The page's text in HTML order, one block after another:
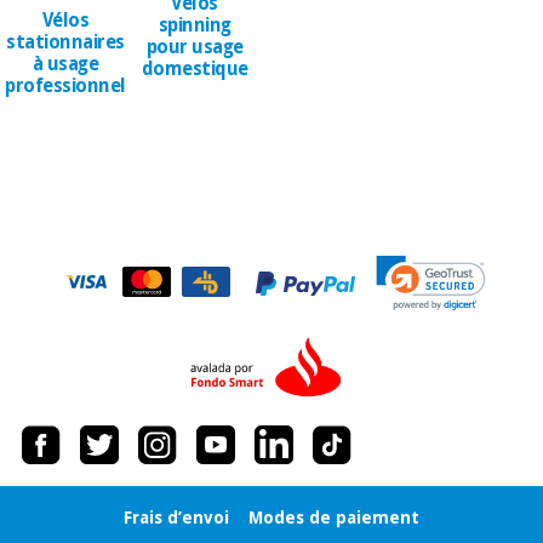
Vétérinaire
Orthopédie
Vélos
stationnaires
à usage
professionnel
spinning
pour usage
domestique
Frais d’envoi Modes de paiement